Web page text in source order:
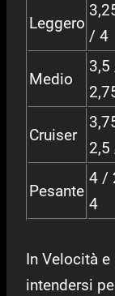
Leggero
/ 4
Medio
3,5
Cruiser
Pesante
4 /
4
In Velocità
intendersi